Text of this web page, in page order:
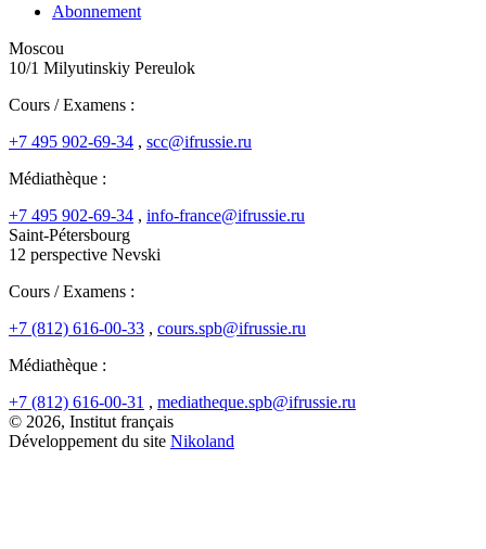
Abonnement
Moscou
10/1 Milyutinskiy Pereulok
Cours / Examens :
+7 495 902-69-34 , scc@ifrussie.ru
Médiathèque :
+7 495 902-69-34 , info-france@ifrussie.ru
Saint-Pétersbourg
12 perspective Nevski
Cours / Examens :
+7 (812) 616-00-33 , cours.spb@ifrussie.ru
Médiathèque :
+7 (812) 616-00-31 , mediatheque.spb@ifrussie.ru
© 2026, Institut français
Développement du site Nikoland